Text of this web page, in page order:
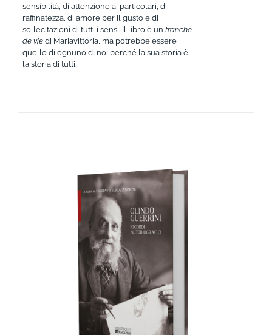
sensibilità, di attenzione ai particolari, di
raffinatezza, di amore per il gusto e di
sollecitazioni di tutti i sensi. Il libro è un tranche
de vie di Mariavittoria, ma potrebbe essere
quello di ognuno di noi perché la sua storia è
la storia di tutti.
AGGIUNGI AL CARRELLO